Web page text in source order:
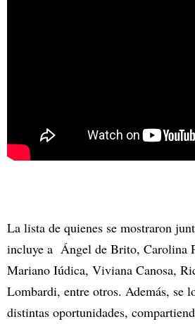
La lista de quienes se mostraron
incluye a Ángel de Brito, Carolina
Mariano Iúdica, Viviana Canosa,
Lombardi, entre otros. Además, se
distintas oportunidades,